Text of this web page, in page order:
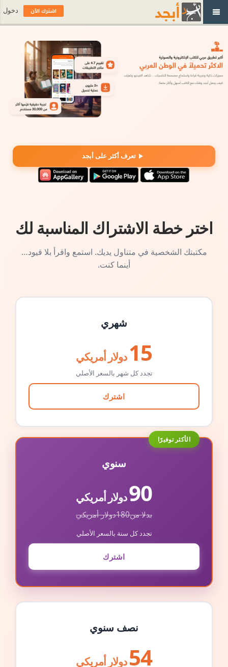
تعرف أكثر على أبجد
اختر خطة الاشتراك المناسبة لك
مكتبتك الشخصية في متناول يديك. استمع واقرأ بلا قيود…
أينما كنت.
شهري
15 دولار أمريكي
تجدد كل شهر بالسعر الأصلي
اشترك
الأكثر توفيرًا
سنوي
90دولار أمريكي
بدلا من180دولار أمريكي
تجدد كل سنة بالسعر الأصلي
اشترك
نصف سنوي
54 دولار أمريكي
اشترك الآن دخول